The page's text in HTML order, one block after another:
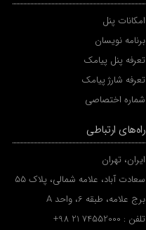
امکانات پنل
برنامه نویسان
تعرفه پنل پیامک
تعرفه شارژ پیامک
شماره اختصاصی
راه‌های ارتباطی
ایران، تهران
سعادت آباد، علامه شمالی، پلاک 55
برج علامه، طبقه 6، واحد A
تلفن : +98 21 74552000